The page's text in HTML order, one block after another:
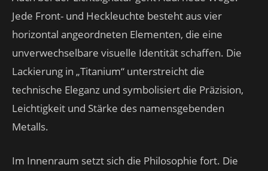
Jede Front- und Heckleuchte besteht aus vier
horizontal angeordneten Elementen, die eine
unverwechselbare visuelle Identität schaffen. Die
Lackierung in „Titanium“ unterstreicht die
technische Eleganz und symbolisiert die Präzision,
Leichtigkeit und Stärke des namensgebenden
Metalls.
Im Innenraum setzt sich die Philosophie fort. Die